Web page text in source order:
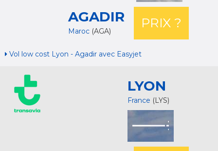
AGADIR
Maroc (AGA)
PRIX ?
Vol low cost Lyon - Agadir avec Easyjet
LYON
France (LYS)